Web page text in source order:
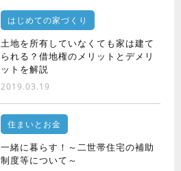
はじめての家づくり
土地を所有していなくても家は建て
られる？借地権のメリットとデメリ
ットを解説
2019.03.19
住まいとお金
一緒に暮らす！～二世帯住宅の補助
制度等について～